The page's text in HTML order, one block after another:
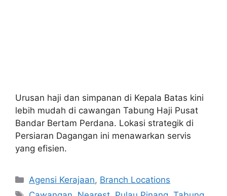
Urusan haji dan simpanan di Kepala Batas kini
lebih mudah di cawangan Tabung Haji Pusat
Bandar Bertam Perdana. Lokasi strategik di
Persiaran Dagangan ini menawarkan servis
yang efisien.
Categories
Agensi Kerajaan, Branch Locations
Tags